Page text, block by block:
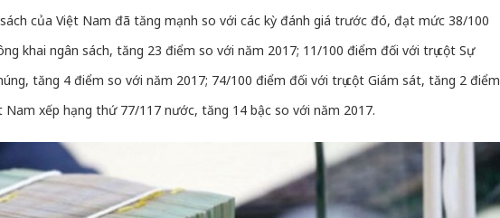
của Việt Nam đã tăng mạnh so với các kỳ đánh giá trước đó, đạt mức 38/100
khai ngân sách, tăng 23 điểm so với năm 2017; 11/100 điểm đối với trụ cột Sự
tăng 4 điểm so với năm 2017; 74/100 điểm đối với trụ cột Giám sát, tăng 2 điểm
Nam xếp hạng thứ 77/117 nước, tăng 14 bậc so với năm 2017.